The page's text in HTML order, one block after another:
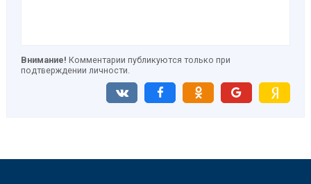
Внимание! Комментарии публикуются только при
подтверждении личности.